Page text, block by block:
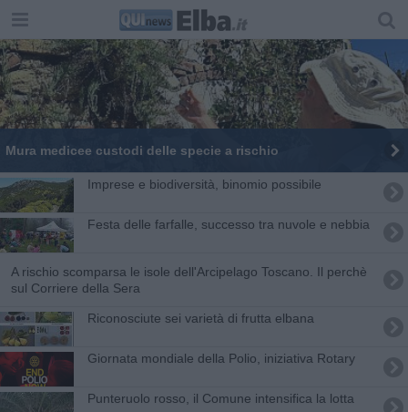
Mura medicee custodi delle specie a rischio
I​mprese e biodiversità, binomio possibile
Festa delle farfalle, successo tra nuvole e nebbia
A rischio scomparsa le isole dell'Arcipelago Toscano. Il perchè
sul Corriere della Sera
Riconosciute sei varietà di frutta elbana
Giornata mondiale della Polio, iniziativa Rotary
Punteruolo rosso, il Comune intensifica la lotta